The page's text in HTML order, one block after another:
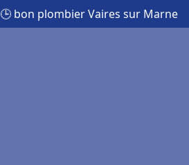
🕒 bon plombier Vaires sur Marne